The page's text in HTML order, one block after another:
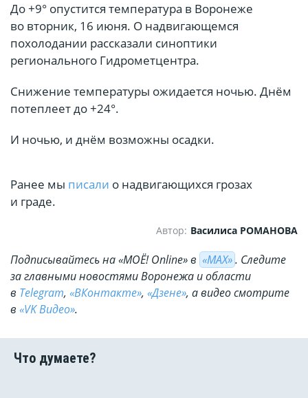
До +9° опустится температура в Воронеже
во вторник, 16 июня. О надвигающемся
похолодании рассказали синоптики
регионального Гидрометцентра.
Снижение температуры ожидается ночью. Днём
потеплеет до +24°.
И ночью, и днём возможны осадки.
Ранее мы писали о надвигающихся грозах
и граде.
Автор: Василиса РОМАНОВА
Подписывайтесь на «МОЁ! Online» в «МАХ». Cледите
за главными новостями Воронежа и области
в Telegram, «ВКонтакте», «Дзене», а видео смотрите
в «VK Видео».